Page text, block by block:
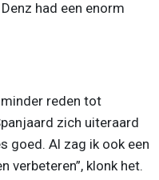
had een enorm
reden tot
zich uiteraard
goed. Al zag ik ook een
verbeteren”, klonk het.